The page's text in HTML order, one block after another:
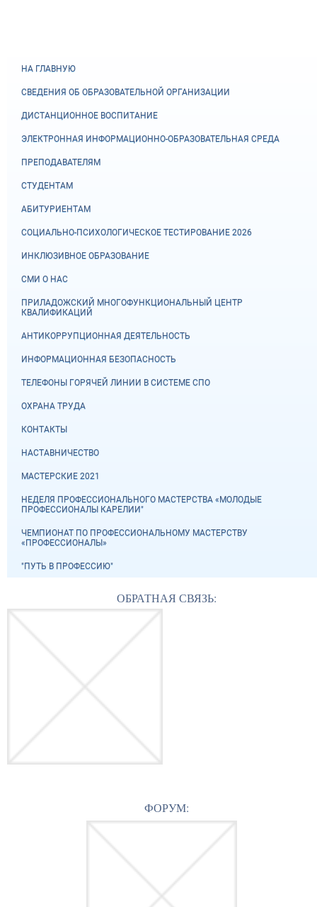
НА ГЛАВНУЮ
СВЕДЕНИЯ ОБ ОБРАЗОВАТЕЛЬНОЙ ОРГАНИЗАЦИИ
ДИСТАНЦИОННОЕ ВОСПИТАНИЕ
ЭЛЕКТРОННАЯ ИНФОРМАЦИОННО-ОБРАЗОВАТЕЛЬНАЯ СРЕДА
ПРЕПОДАВАТЕЛЯМ
СТУДЕНТАМ
АБИТУРИЕНТАМ
СОЦИАЛЬНО-ПСИХОЛОГИЧЕСКОЕ ТЕСТИРОВАНИЕ 2026
ИНКЛЮЗИВНОЕ ОБРАЗОВАНИЕ
СМИ О НАС
ПРИЛАДОЖСКИЙ МНОГОФУНКЦИОНАЛЬНЫЙ ЦЕНТР
КВАЛИФИКАЦИЙ
АНТИКОРРУПЦИОННАЯ ДЕЯТЕЛЬНОСТЬ
ИНФОРМАЦИОННАЯ БЕЗОПАСНОСТЬ
ТЕЛЕФОНЫ ГОРЯЧЕЙ ЛИНИИ В СИСТЕМЕ СПО
ОХРАНА ТРУДА
КОНТАКТЫ
НАСТАВНИЧЕСТВО
МАСТЕРСКИЕ 2021
НЕДЕЛЯ ПРОФЕССИОНАЛЬНОГО МАСТЕРСТВА «МОЛОДЫЕ
ПРОФЕССИОНАЛЫ КАРЕЛИИ"
ЧЕМПИОНАТ ПО ПРОФЕССИОНАЛЬНОМУ МАСТЕРСТВУ
«ПРОФЕССИОНАЛЫ»
"ПУТЬ В ПРОФЕССИЮ"
ОБРАТНАЯ СВЯЗЬ:
ФОРУМ: